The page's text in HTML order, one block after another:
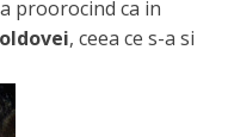
proorocind ca in
, ceea ce s-a si